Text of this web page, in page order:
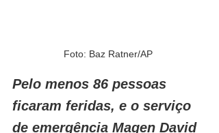
Foto: Baz Ratner/AP
Pelo menos 86 pessoas
ficaram feridas, e o serviço
de emergência Magen David